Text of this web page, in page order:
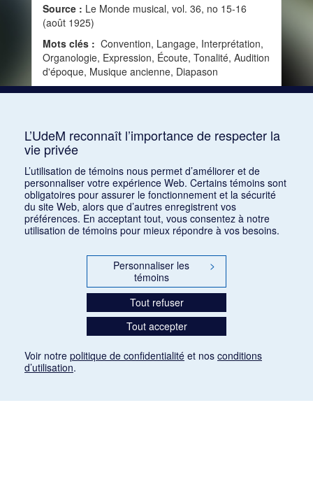
Source : Le Monde musical, vol. 36, no 15-16
(août 1925)
Mots clés : Convention, Langage, Interprétation,
Organologie, Expression, Écoute, Tonalité, Audition
d'époque, Musique ancienne, Diapason
1 2
L’UdeM reconnaît l’importance de respecter la
vie privée
L’utilisation de témoins nous permet d’améliorer et de
personnaliser votre expérience Web. Certains témoins sont
obligatoires pour assurer le fonctionnement et la sécurité
du site Web, alors que d’autres enregistrent vos
préférences. En acceptant tout, vous consentez à notre
utilisation de témoins pour mieux répondre à vos besoins.
Personnaliser les
témoins
>
Tout refuser
Tout accepter
Voir notre politique de confidentialité et nos conditions
d’utilisation.